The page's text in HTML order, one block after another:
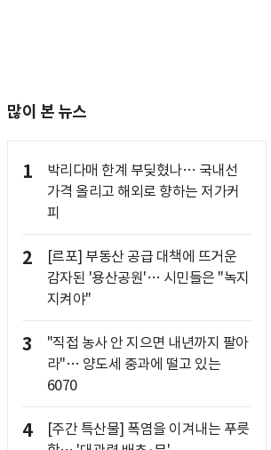
많이 본 뉴스
1
박리다매 한계 부딪혔나… 국내선
가격 올리고 해외로 향하는 저가커
피
2
[르포] 부동산 공급 대책에 뜨거운
감자된 '용산공원'… 시민들은 "녹지
지켜야"
3
"직접 농사 안 지으면 내년까지 팔아
라"… 양도세 중과에 떨고 있는
6070
4
[주간 특산물] 폭염을 이겨내는 푸릇